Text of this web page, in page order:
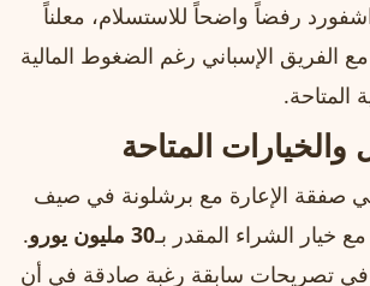
رفضاً واضحاً للاستسلام، معلناً
الفريق الإسباني رغم الضغوط المالية
المتاحة.
والخيارات المتاحة
صفقة الإعارة مع برشلونة في صيف
خيار الشراء المقدر بـ30 مليون يورو
.
في تصريحات سابقة رغبة صادقة في أن